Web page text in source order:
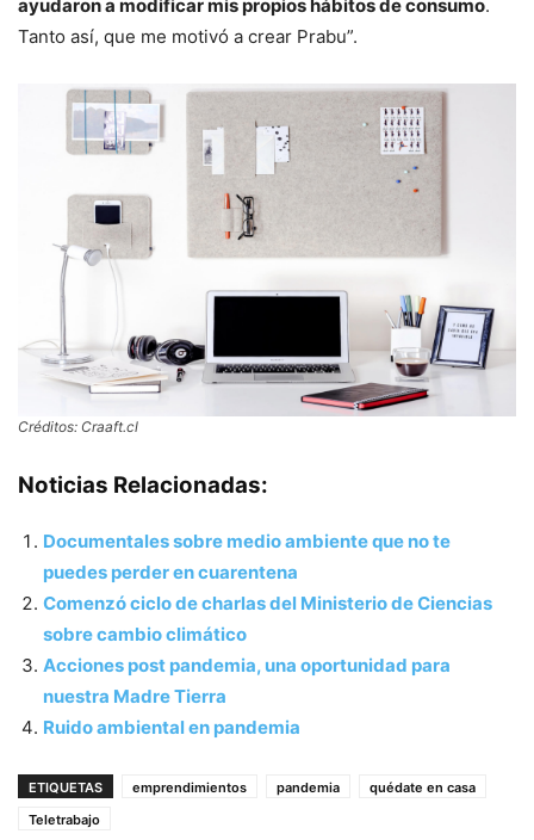
ayudaron a modificar mis propios hábitos de consumo.
Tanto así, que me motivó a crear Prabu”.
Créditos: Craaft.cl
Noticias Relacionadas:
Documentales sobre medio ambiente que no te
puedes perder en cuarentena
Comenzó ciclo de charlas del Ministerio de Ciencias
sobre cambio climático
Acciones post pandemia, una oportunidad para
nuestra Madre Tierra
Ruido ambiental en pandemia
ETIQUETAS emprendimientos pandemia
quédate en casa
Teletrabajo